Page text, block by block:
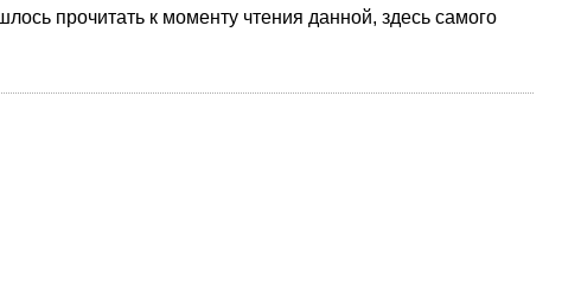
прочитать к моменту чтения данной, здесь самого